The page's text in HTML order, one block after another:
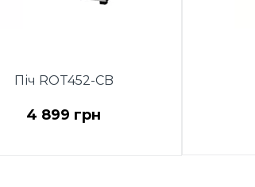
Піч ROT452-CB
4 899 грн